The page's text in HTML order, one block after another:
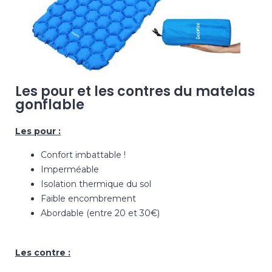
Les pour et les contres du matelas
gonflable
Les pour :
Confort imbattable !
Imperméable
Isolation thermique du sol
Faible encombrement
Abordable (entre 20 et 30€)
Les contre :